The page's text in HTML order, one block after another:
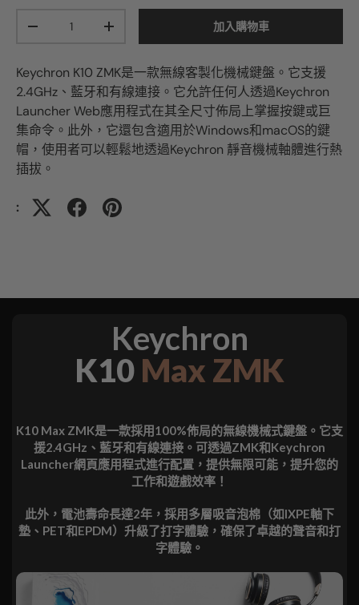
+ 加入購物車
Keychron K10 ZMK是一款無線客製化機械鍵盤。它支援
2.4GHz、藍牙和有線連接。它允許任何人透過Keychron
Launcher Web應用程式在其全尺寸佈局上掌握按鍵或巨
集命令。此外，它還包含適用於Windows和macOS的鍵
帽，使用者可以輕鬆地透過Keychron 靜音機械軸體進行熱
插拔。
:
Keychron
K10 Max ZMK
K10 Max ZMK是一款採用100%佈局的無線機械式鍵盤。它支
援2.4GHz、藍牙和有線連接。可透過ZMK和Keychron
Launcher網頁應用程式進行配置，提供無限可能，提升您的
工作和遊戲效率！
此外，電池壽命長達2年，採用多層吸音泡棉（如IXPE軸下
墊、PET和EPDM）升級了打字體驗，確保了卓越的聲音和打
字體驗。